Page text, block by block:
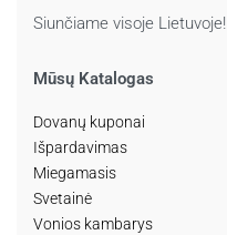
Siunčiame visoje Lietuvoje!
Mūsų Katalogas
Dovanų kuponai
Išpardavimas
Miegamasis
Svetainė
Vonios kambarys